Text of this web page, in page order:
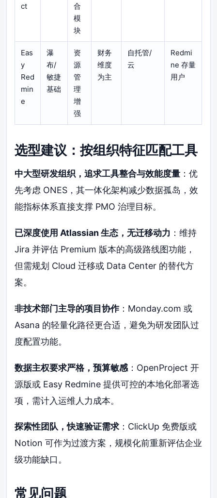
ct
合
模
块
Eas
y
Red
min
e
瀑
布/
敏捷
基础
资
源
管
理
增
强
财务
维度
为主
自托管/
云
Redmi
ne 存量
用户
选型建议：按组织特征匹配工具
中大型研发组织，追求工具整合与效能度量 ：优
先考虑 ONES，其一体化架构减少数据孤岛，效
能指标体系直接支撑 PMO 治理目标。
已深度使用 Atlassian 生态，无迁移动力 ：维持
Jira 并评估 Premium 版本的高级路线图功能，
但需规划 Cloud 迁移或 Data Center 的替代方
案。
非技术部门主导的项目协作：Monday.com 或
Asana 的轻量化路径更合适，避免为研发团队过
度配置功能。
数据主权要求严格，预算敏感 ：OpenProject 开
源版或 Easy Redmine 提供可控的本地化部署选
项，需计入运维人力成本。
探索性团队，快速验证需求：ClickUp 免费版或
Notion 可作为过渡方案，规模化前重新评估企业
级功能缺口。
常见问题